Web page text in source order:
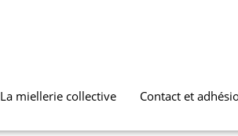
La miellerie collective Contact et